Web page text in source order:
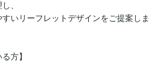
、
いリーフレットデザインをご提案しま
方】